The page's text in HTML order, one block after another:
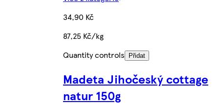
34,90 Kč
87,25 Kč/kg
Quantity controls
Přidat
Madeta Jihočeský cottage
natur 150g